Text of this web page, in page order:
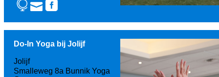
Do-In Yoga bij Jolijf
Jolijf
Smalleweg 8a Bunnik Yoga